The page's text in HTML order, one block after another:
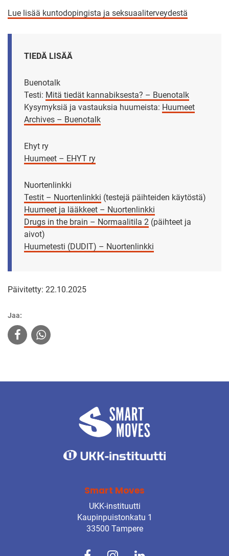
Lue lisää kuntodopingista ja seksuaaliterveydestä
TIEDÄ LISÄÄ
Buenotalk
Testi: Mitä tiedät kannabiksesta? – Buenotalk
Kysymyksiä ja vastauksia huumeista: Huumeet
Archives – Buenotalk
Ehyt ry
Huumeet – EHYT ry
Nuortenlinkki
Testit – Nuortenlinkki (testejä päihteiden käytöstä)
Huumeet ja lääkkeet – Nuortenlinkki
Drugs in the brain – Normaalitila 2 (päihteet ja
aivot)
Huumetesti (DUDIT) – Nuortenlinkki
Päivitetty: 22.10.2025
Jaa:
Smart Moves
UKK-instituutti
Kaupinpuistonkatu 1
33500 Tampere